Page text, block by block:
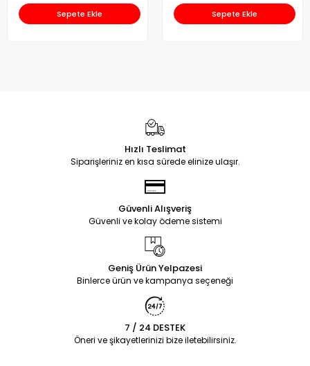
Sepete Ekle Sepete Ekle
Hızlı Teslimat
Siparişleriniz en kısa sürede elinize ulaşır.
Güvenli Alışveriş
Güvenli ve kolay ödeme sistemi
Geniş Ürün Yelpazesi
Binlerce ürün ve kampanya seçeneği
7 / 24 DESTEK
Öneri ve şikayetlerinizi bize iletebilirsiniz.